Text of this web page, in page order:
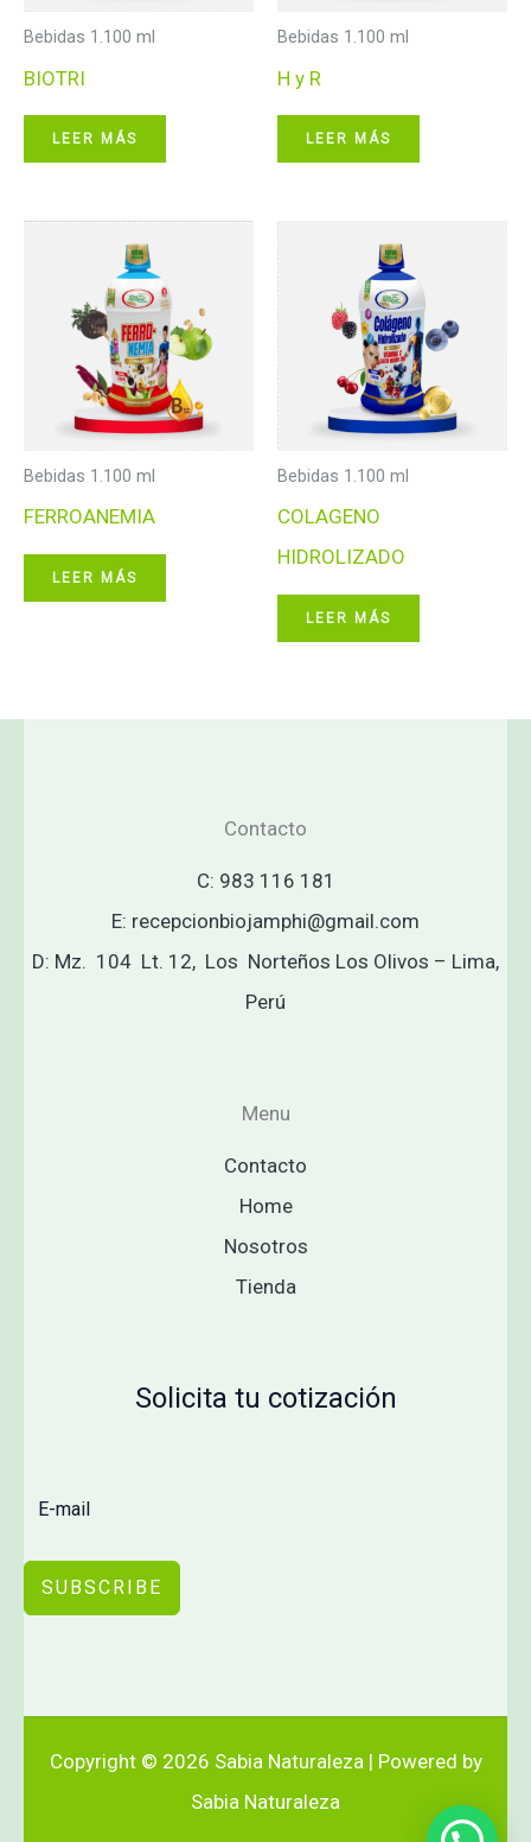
Bebidas 1.100 ml
BIOTRI
LEER MÁS
Bebidas 1.100 ml
H y R
LEER MÁS
Bebidas 1.100 ml
FERROANEMIA
LEER MÁS
Bebidas 1.100 ml
COLAGENO
HIDROLIZADO
LEER MÁS
Contacto
C: 983 116 181
E: recepcionbiojamphi@gmail.com
D: Mz. 104 Lt. 12, Los Norteños Los Olivos – Lima,
Perú
Menu
Contacto
Home
Nosotros
Tienda
Solicita tu cotización
SUBSCRIBE
Copyright © 2026 Sabia Naturaleza | Powered by
Sabia Naturaleza